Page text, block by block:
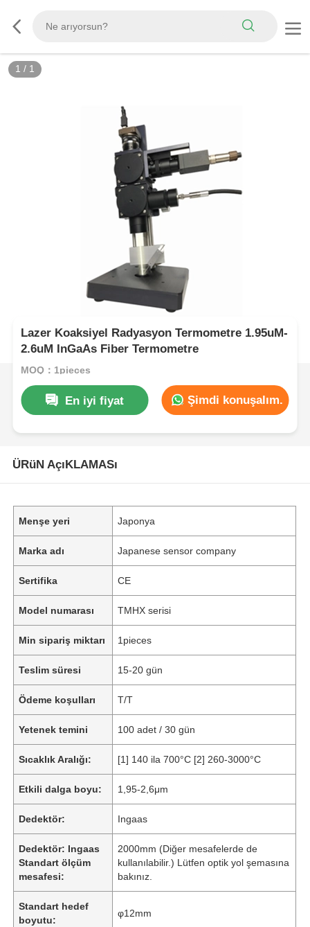
1 / 1
Lazer Koaksiyel Radyasyon Termometre 1.95uM-
2.6uM InGaAs Fiber Termometre
MOQ：1pieces
En iyi fiyat Şimdi konuşalım.
ÜRüN AçıKLAMASı
Menşe yeri Japonya
Marka adı Japanese sensor company
Sertifika CE
Model numarası TMHX serisi
Min sipariş miktarı 1pieces
Teslim süresi 15-20 gün
Ödeme koşulları T/T
Yetenek temini 100 adet / 30 gün
Sıcaklık Aralığı: [1] 140 ila 700°C [2] 260-3000°C
Etkili dalga boyu: 1,95-2,6μm
Dedektör: Ingaas
Dedektör: Ingaas
Standart ölçüm
mesafesi:
2000mm (Diğer mesafelerde de
kullanılabilir.) Lütfen optik yol şemasına
bakınız.
Standart hedef
boyutu:
φ12mm